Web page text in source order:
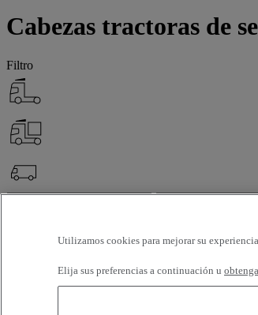
Cabezas tractoras de
Filtro
Quiénes somos Selección (97)
Utilizamos cookies para mejorar su
Elija sus preferencias a continuación u